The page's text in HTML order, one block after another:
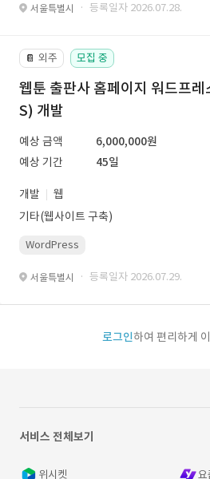
서울특별시 · 등록일자 2026.07.28.
📔 외주 모집 중
웹툰 출판사 홈페이지 워드프
S) 개발
예상 금액
6,000,000원
예상 기간
45일
개발
웹
기타(웹사이트 구축)
WordPress
서울특별시 · 등록일자 2026.07.29.
로그인하여 편리하게
서비스 전체보기
위시켓 요